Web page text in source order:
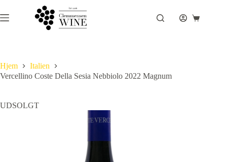
til
indhold
Hjem
Italien
Vercellino Coste Della Sesia Nebbiolo 2022 Magnum
UDSOLGT